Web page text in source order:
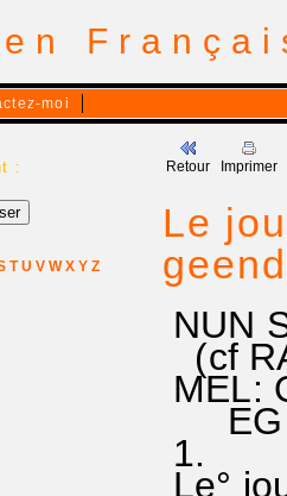
en
moi
:
T U V W X Y Z
Retour Imprimer
Le
NUN
(cf
MEL:
EG
1.
Le°